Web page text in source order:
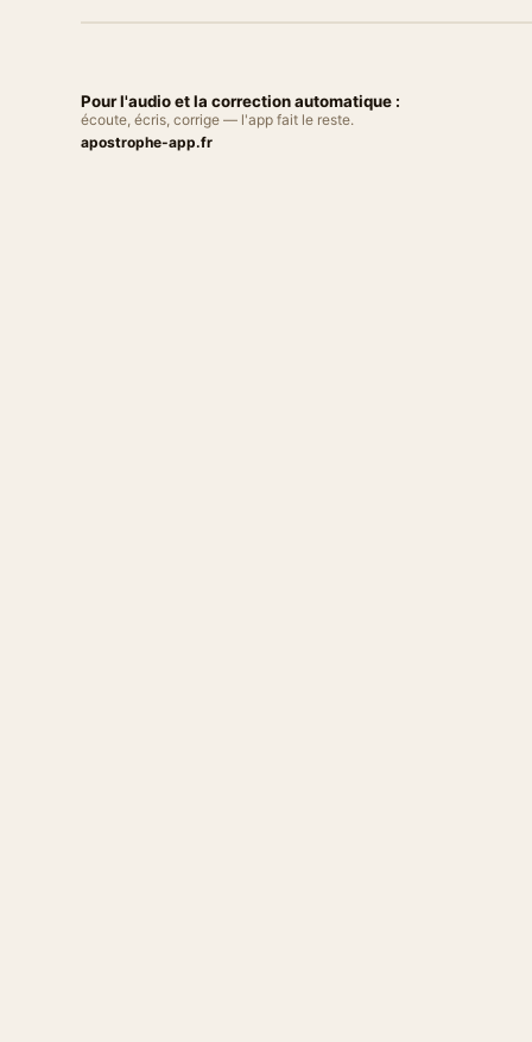
Pour l'audio et la correction automatique :
écoute, écris, corrige — l'app fait le reste.
apostrophe-app.fr